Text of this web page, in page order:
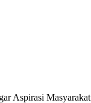
Aspirasi Masyarakat